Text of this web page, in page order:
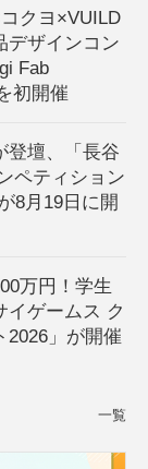
クヨ×VUILD
デザインコン
Fab
初開催
登壇、「長谷
ペティション
8月19日に開
万円！学生
イゲームス ク
2026」が開催
一覧